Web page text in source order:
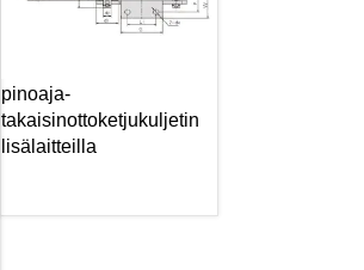
pinoaja-
takaisinottoketjukuljetin
lisälaitteilla